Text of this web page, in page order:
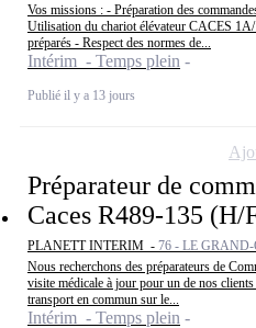
Vos missions : - Préparation des
Utilisation du chariot élévateur CACES
préparés - Respect des normes de...
Intérim - Temps plein
Publié il y a 13 jours
Préparateur de
Caces R489-135 (H/
PLANETT INTERIM - 76 - LE
Nous recherchons des préparateurs de
visite médicale à jour pour un de nos
transport en commun sur le...
Intérim - Temps plein